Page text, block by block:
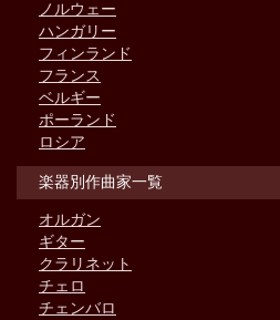
ノルウェー
ハンガリー
フィンランド
フランス
ベルギー
ポーランド
ロシア
楽器別作曲家一覧
オルガン
ギター
クラリネット
チェロ
チェンバロ